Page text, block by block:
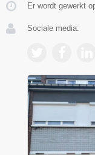
Er wordt gewerkt
Sociale media: